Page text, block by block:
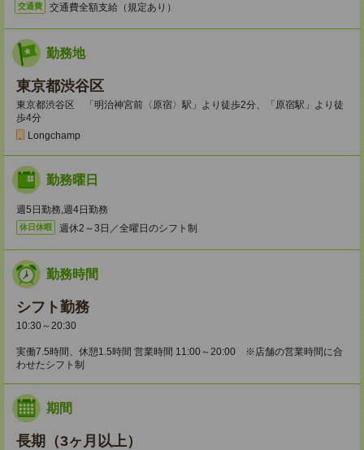
交通費 交通費全額支給（規定あり）
勤務地
東京都渋谷区
東京都渋谷区 「明治神宮前〈原宿〉駅」より徒歩2分、「原宿駅」より徒
歩4分
Longchamp
勤務曜日
週5日勤務,週4日勤務
休日休暇 週休2～3日／全曜日のシフト制
勤務時間
シフト勤務
10:30～20:30
実働7.5時間、休憩1.5時間 営業時間 11:00～20:00 ※店舗の営業時間に合
わせたシフト制
期間
長期（3ヶ月以上）